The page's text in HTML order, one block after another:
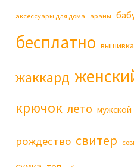
аксессуары для дома араны
бесплатно вышивка
жаккард
крючок лето мужской
рождество свитер